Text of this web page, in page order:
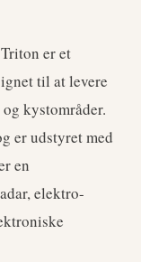
er et
til at levere
kystområder.
er udstyret med
en
elektro-